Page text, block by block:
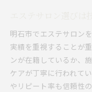
明石市でエステサロン
実績を重視することが
ンが在籍しているか、
ケアが丁寧に行われて
やリピート率も信頼性